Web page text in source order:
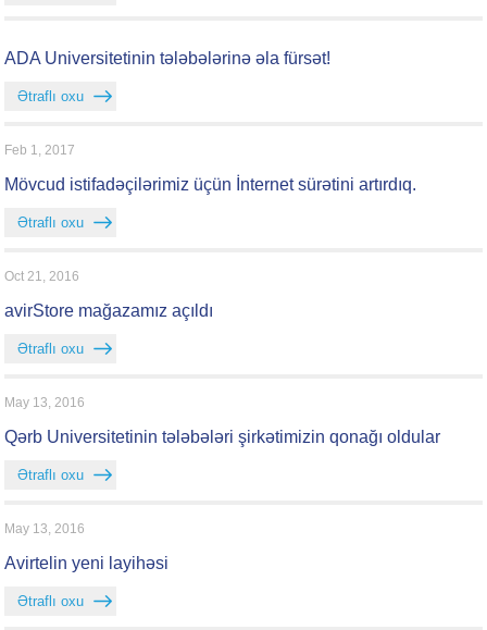
ADA Universitetinin tələbələrinə əla fürsət!
Ətraflı oxu
Feb 1, 2017
Mövcud istifadəçilərimiz üçün İnternet sürətini artırdıq.
Ətraflı oxu
Oct 21, 2016
avirStore mağazamız açıldı
Ətraflı oxu
May 13, 2016
Qərb Universitetinin tələbələri şirkətimizin qonağı oldular
Ətraflı oxu
May 13, 2016
Avirtelin yeni layihəsi
Ətraflı oxu